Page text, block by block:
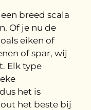
breed scala
Of je nu de
eiken of
of spar, wij
Elk type
het is
het beste bij